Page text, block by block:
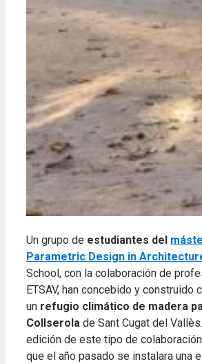
Un grupo de estudiantes del
Parametric Design in
School, con la colaboración de
ETSAV, han concebido y construido
un refugio climático de madera
Collserola de Sant Cugat del
edición de este tipo de
que el año pasado se instalara una